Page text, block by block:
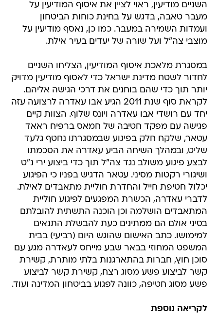
השניים מודיעין, ראוי לציין את איסוף המודיעין על
מעבר טאבה, בדגש על בחינת כוחות הביטחון
ועמדות השמירה במעבר. כמו כן, נאסף מודיעין על
מוצבי צה"ל ועל שורה של יעדים בעיר אילת.
במסגרת מלאכת איסוף המודיעין, הצליחו השניים
לחדור לשטח מדינת ישראל כדי לאסוף מודיעין מדויק
יותר תוך כדי שהם בוחנים את דרכי הגישה אליהם.
לקראת סוף שנת 2011 הגיע אבו עאדרה לרצועה עזה
יחד עם רושדי אבו עאדרה ויונס שלוף. הצוות קיים
פגישה עם מפקד חטיבה של חמאס ברפיח ראאד
עטאר, שלקח חלק בפיגוע שבמסגרתו נחטף גלעד
שליט, ובמהלך השיחה הביע עאדרה את הסכמתו
לבצע פיגוע משולב נגד צה"ל תוך כדי ביצוע ירי נ"ט
ושיגורי רקטות מסיני. עטאר הדגיש בפניו כי הפיגוע
יכלול חטיפת חייל והחדרת חוליית מתאבדים לאילת.
לדברי עאדרה, הכשרת המפגעים לפיגוע חוליית
המתאבדים הושלמה וכן הוכנה התשתית להובלתם
בסיני אולם הם ממתינים כעת להבשלת התנאים
למימושו. כתב האישום שהוגש היום (רביעי) בבית
המשפט המחוזי בבאר שבע מייחס לעאדרה מגע עם
סוכן חוץ, חברות בהתארגנות בלתי מותרת, קשירת
קשר לביצוע פשע מסוג רצח, קשירת קשר לביצוע
פשע מסוג חטיפה, כוונה לפגוע בביטחון המדינה ועוד.
לקריאה נוספת